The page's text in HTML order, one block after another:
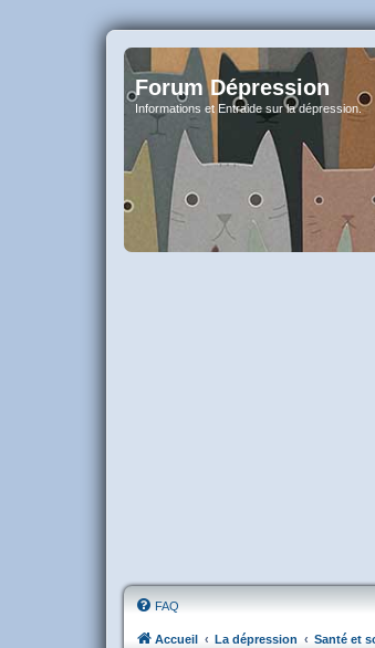
Forum Dépression
Informations et Entraide sur la dépression.
FAQ
Accueil La dépression Santé et